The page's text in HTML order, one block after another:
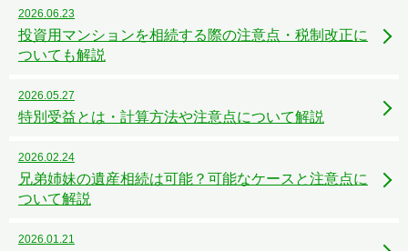
2026.06.23
投資用マンションを相続する際の注意点・税制改正に
ついても解説
2026.05.27
特別受益とは・計算方法や注意点について解説
2026.02.24
兄弟姉妹の遺産相続は可能？可能なケースと注意点に
ついて解説
2026.01.21